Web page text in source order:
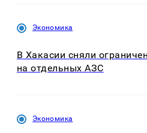
Экономика
В Хакасии сняли
на отдельных АЗС
Экономика